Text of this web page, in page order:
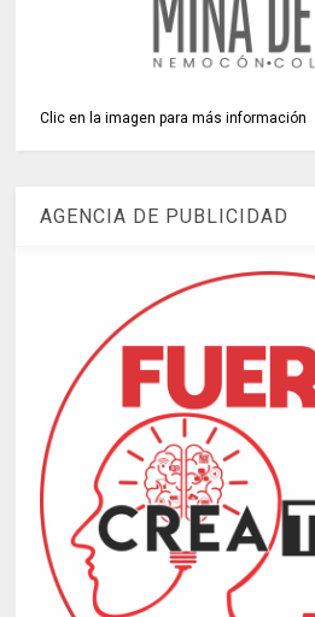
Clic en la imagen para más información
AGENCIA DE PUBLICIDAD